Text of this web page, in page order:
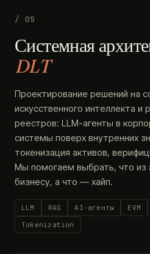
/ 05
Системная
DLT
Проектирование решений на
искусственного интеллекта и
реестров: LLM-агенты в
системы поверх внутренних
токенизация активов,
Мы помогаем выбрать, что из
бизнесу, а что — хайп.
LLM RAG AI-агенты EVM
Tokenization